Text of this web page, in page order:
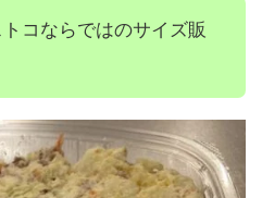
コならではのサイズ販